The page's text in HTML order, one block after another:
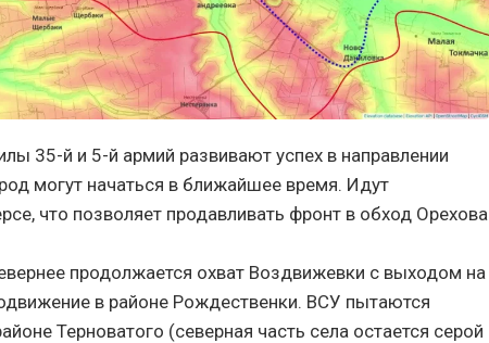
35-й и 5-й армий развивают успех в направлении
могут начаться в ближайшее время. Идут
что позволяет продавливать фронт в обход Орехова
продолжается охват Воздвижевки с выходом на
в районе Рождественки. ВСУ пытаются
Терноватого (северная часть села остается серой